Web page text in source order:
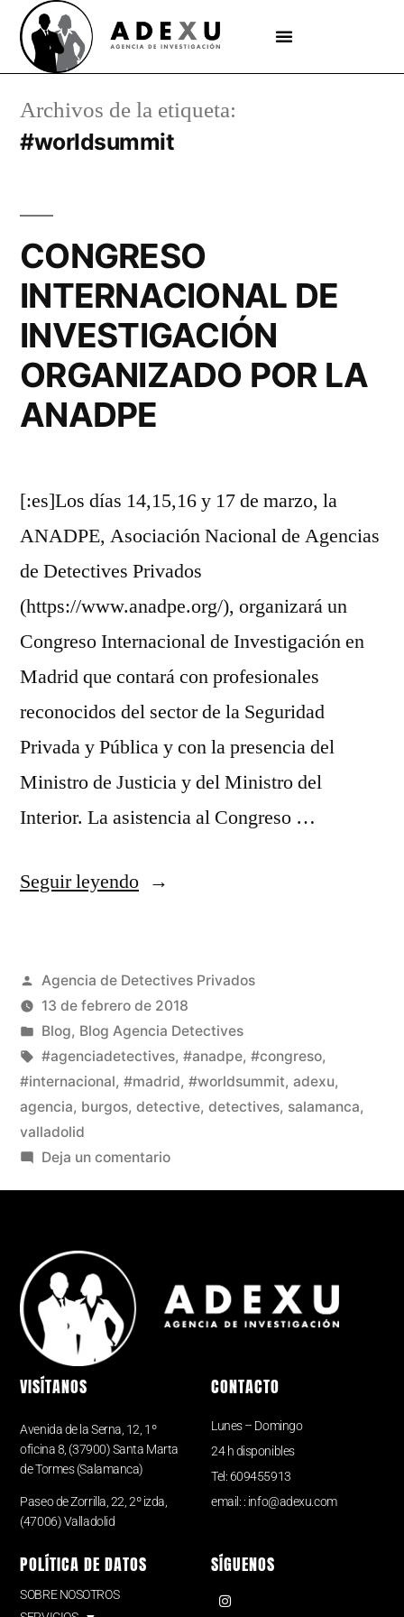
Archivos de la etiqueta:
#worldsummit
CONGRESO
INTERNACIONAL DE
INVESTIGACIÓN
ORGANIZADO POR LA
ANADPE
[:es]Los días 14,15,16 y 17 de marzo, la
ANADPE, Asociación Nacional de Agencias
de Detectives Privados
(https://www.anadpe.org/), organizará un
Congreso Internacional de Investigación en
Madrid que contará con profesionales
reconocidos del sector de la Seguridad
Privada y Pública y con la presencia del
Ministro de Justicia y del Ministro del
Interior. La asistencia al Congreso …
Seguir leyendo
Agencia de Detectives Privados
13 de febrero de 2018
Blog, Blog Agencia Detectives
#agenciadetectives, #anadpe, #congreso,
#internacional, #madrid, #worldsummit, adexu,
agencia, burgos, detective, detectives, salamanca,
valladolid
Deja un comentario
VISÍTANOS
Avenida de la Serna, 12, 1º
oficina 8, (37900) Santa Marta
de Tormes (Salamanca)
Paseo de Zorrilla, 22, 2º izda,
(47006) Valladolid
CONTACTO
Lunes – Domingo
24 h disponibles
Tel: 609455913
email: : info@adexu.com
POLÍTICA DE DATOS
SOBRE NOSOTROS
SÍGUENOS